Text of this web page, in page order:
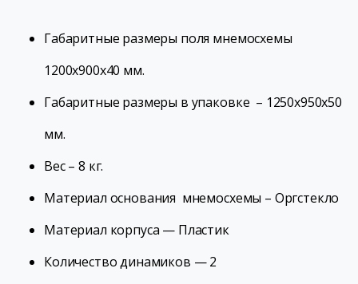
Габаритные размеры поля мнемосхемы
1200х900х40 мм.
Габаритные размеры в упаковке – 1250х950х50
мм.
Вес – 8 кг.
Материал основания мнемосхемы – Оргстекло
Материал корпуса — Пластик
Количество динамиков — 2